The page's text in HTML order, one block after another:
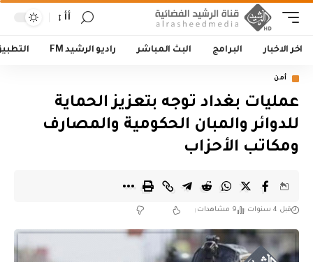
أأ
اخر الاخبار البرامج البث المباشر راديو الرشيد FM
أمن
عمليات بغداد توجه بتعزيز الحماية
للدوائر والمبان الحكومية والمصارف
ومكاتب الأحزاب
قبل 4 سنوات 9 مشاهدات